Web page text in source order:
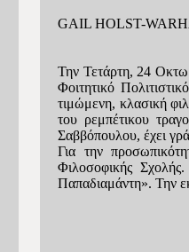
GAIL HOLST-
Την Τετάρτη, 24
Φοιτητικό
τιμώμενη, κλασική
του ρεμπέτικου
Σαββόπουλου, έχει
Για την
Φιλοσοφικής
Παπαδιαμάντη». Την